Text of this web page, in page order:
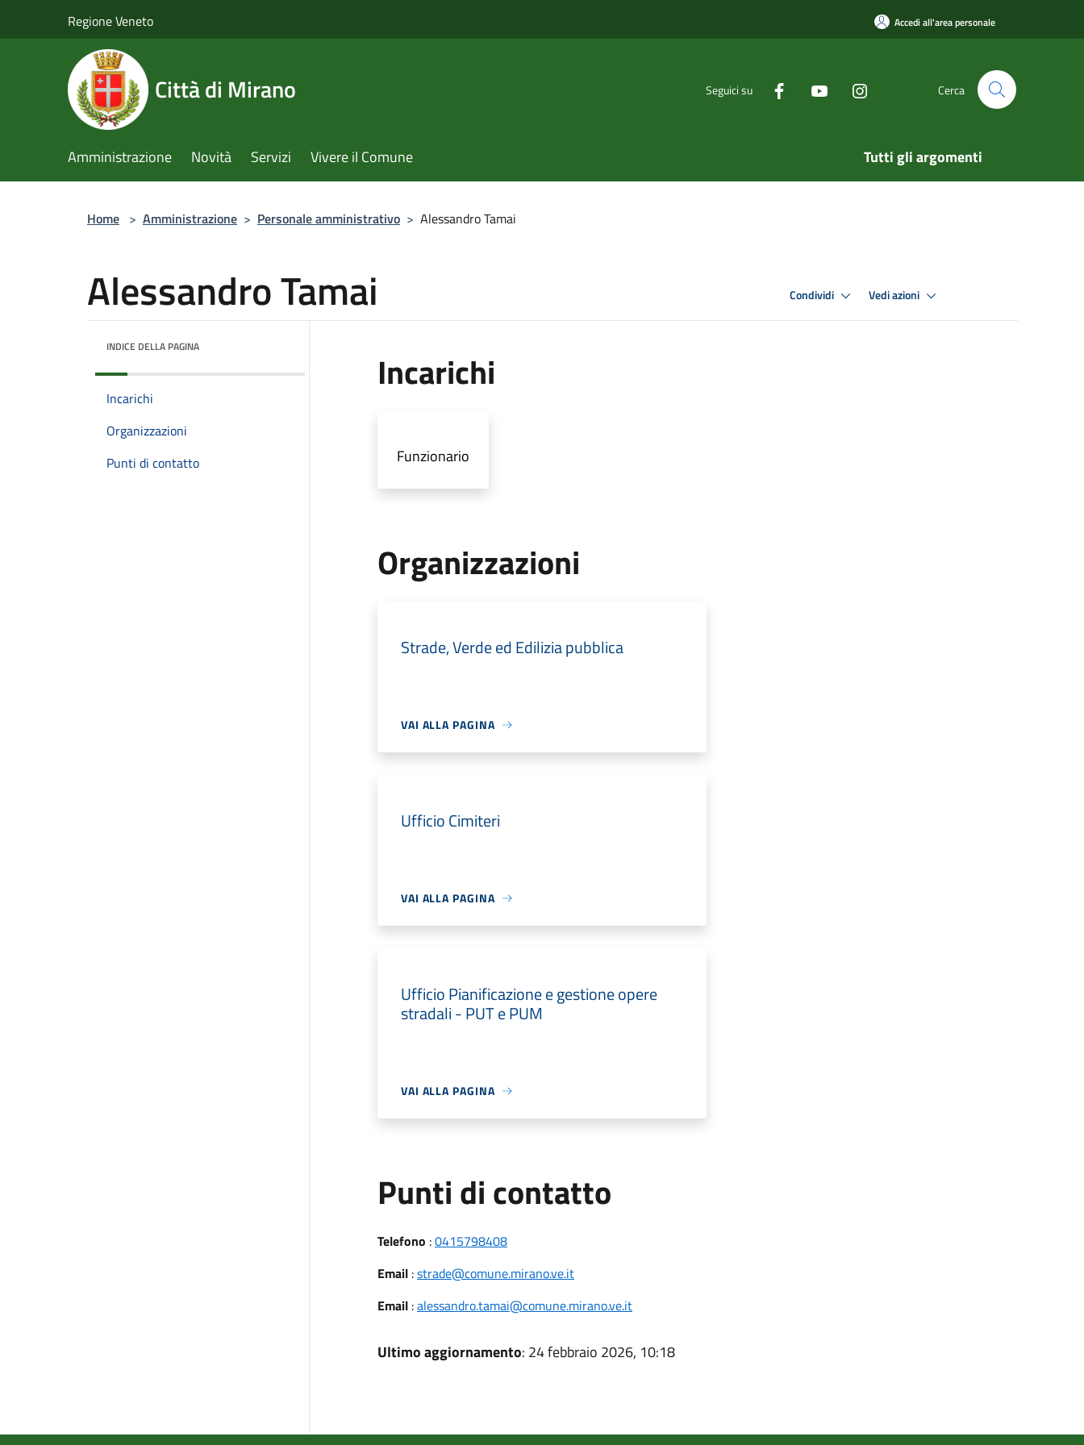
Regione Veneto Accedi all'area personale
Città di Mirano Seguici su Cerca
Amministrazione Novità Servizi Vivere il Comune Tutti gli argomenti
Home > Amministrazione > Personale amministrativo > Alessandro Tamai
Alessandro Tamai Condividi Vedi azioni
INDICE DELLA PAGINA
Incarichi
Organizzazioni
Punti di contatto
Incarichi
Funzionario
Organizzazioni
Strade, Verde ed Edilizia pubblica
VAI ALLA PAGINA
Ufficio Cimiteri
VAI ALLA PAGINA
Ufficio Pianificazione e gestione opere
stradali - PUT e PUM
VAI ALLA PAGINA
Punti di contatto
Telefono :0415798408
Email:strade@comune.mirano.ve.it
Email:alessandro.tamai@comune.mirano.ve.it
Ultimo aggiornamento: 24 febbraio 2026, 10:18